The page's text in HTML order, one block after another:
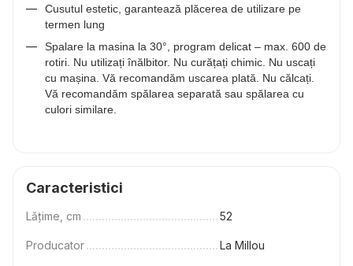
Cusutul estetic, garantează plăcerea de utilizare pe
termen lung
Spalare la masina la 30°, program delicat – max. 600 de
rotiri. Nu utilizați înălbitor. Nu curățați chimic. Nu uscați
cu mașina. Vă recomandăm uscarea plată. Nu călcați.
Vă recomandăm spălarea separată sau spălarea cu
culori similare.
Caracteristici
Lățime, cm 52
Producator La Millou